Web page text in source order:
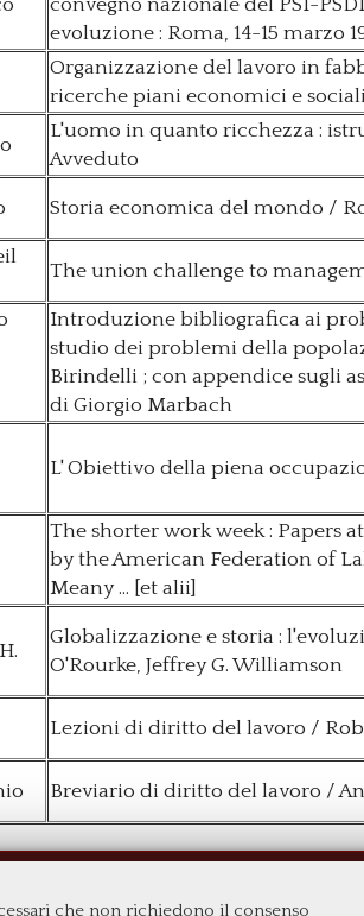
che non richiedono il consenso
convegno nazionale del PSI-
evoluzione : Roma, 14-15 marzo
Organizzazione del lavoro in
ricerche piani economici e
L'uomo in quanto ricchezza :
Avveduto
Storia economica del mondo /
The union challenge to
Introduzione bibliografica ai
studio dei problemi della
Birindelli ; con appendice sugli
di Giorgio Marbach
L' Obiettivo della piena
The shorter work week : Papers
by the American Federation of
Meany ... [et alii]
Globalizzazione e storia :
O'Rourke, Jeffrey G. Williamson
Lezioni di diritto del lavoro /
Breviario di diritto del lavoro /
"Vilfredo Pareto"